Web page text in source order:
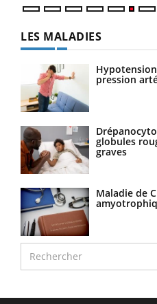
LES MALADIES
pression
globules
graves
Maladie de